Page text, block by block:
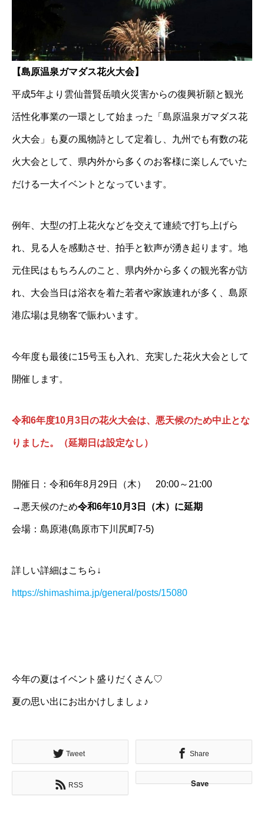
【島原温泉ガマダス花火大会】
平成5年より雲仙普賢岳噴火災害からの復興祈願と観光
活性化事業の一環として始まった「島原温泉ガマダス花
火大会」も夏の風物詩として定着し、九州でも有数の花
火大会として、県内外から多くのお客様に楽しんでいた
だける一大イベントとなっています。
例年、大型の打上花火などを交えて連続で打ち上げら
れ、見る人を感動させ、拍手と歓声が湧き起ります。地
元住民はもちろんのこと、県内外から多くの観光客が訪
れ、大会当日は浴衣を着た若者や家族連れが多く、島原
港広場は見物客で賑わいます。
今年度も最後に15号玉も入れ、充実した花火大会として
開催します。
令和6年度10月3日の花火大会は、悪天候のため中止とな
りました。（延期日は設定なし）
開催日：令和6年8月29日（木） 20:00～21:00
→悪天候のため令和6年10月3日（木）に延期
会場：島原港(島原市下川尻町7-5)
詳しい詳細はこちら↓
https://shimashima.jp/general/posts/15080
今年の夏はイベント盛りだくさん♡
夏の思い出にお出かけしましょ♪
Tweet Share
RSS Save